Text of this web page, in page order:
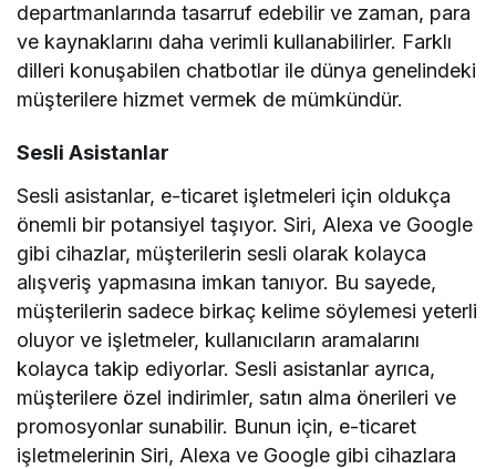
departmanlarında tasarruf edebilir ve zaman, para
ve kaynaklarını daha verimli kullanabilirler. Farklı
dilleri konuşabilen chatbotlar ile dünya genelindeki
müşterilere hizmet vermek de mümkündür.
Sesli Asistanlar
Sesli asistanlar, e-ticaret işletmeleri için oldukça
önemli bir potansiyel taşıyor. Siri, Alexa ve Google
gibi cihazlar, müşterilerin sesli olarak kolayca
alışveriş yapmasına imkan tanıyor. Bu sayede,
müşterilerin sadece birkaç kelime söylemesi yeterli
oluyor ve işletmeler, kullanıcıların aramalarını
kolayca takip ediyorlar. Sesli asistanlar ayrıca,
müşterilere özel indirimler, satın alma önerileri ve
promosyonlar sunabilir. Bunun için, e-ticaret
işletmelerinin Siri, Alexa ve Google gibi cihazlara